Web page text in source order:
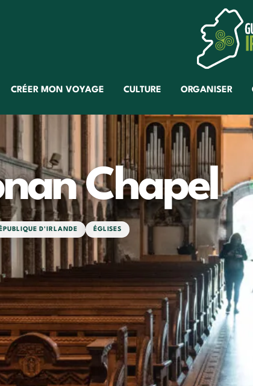
CRÉER MON VOYAGE CULTURE ORGANISER
Chapel
D'IRLANDE ÉGLISES